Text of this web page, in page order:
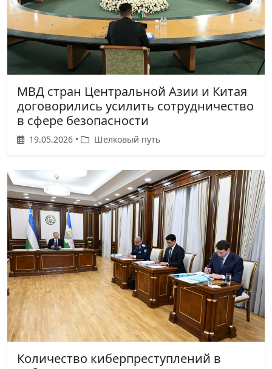
МВД стран Центральной Азии и Китая
договорились усилить сотрудничество
в сфере безопасности
19.05.2026 • Шелковый путь
Количество киберпреступлений в